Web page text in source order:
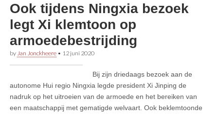
Ook tijdens Ningxia bezoek
legt Xi klemtoon op
armoedebestrijding
by Jan Jonckheere • 12 juni 2020
Bij zijn driedaags bezoek aan de
autonome Hui regio Ningxia legde president Xi Jinping de
nadruk op het uitroeien van de armoede en het bereiken van
een maatschappij met gematigde welvaart. Ook beklemtoonde